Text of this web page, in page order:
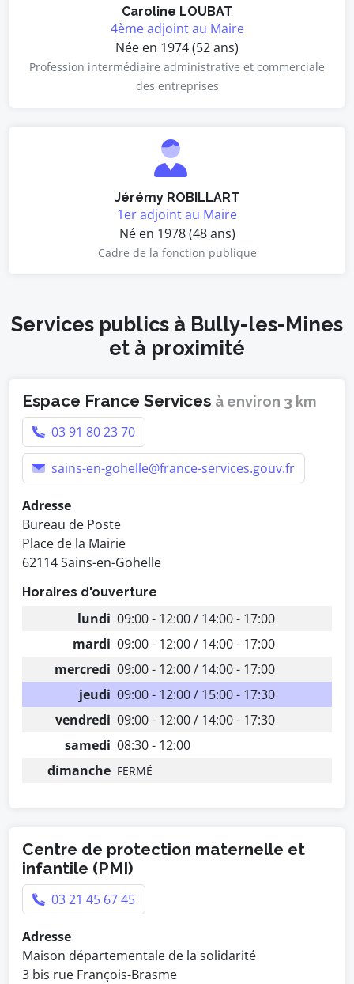
Caroline LOUBAT
4ème adjoint au Maire
Née en 1974 (52 ans)
Profession intermédiaire administrative et commerciale
des entreprises
Jérémy ROBILLART
1er adjoint au Maire
Né en 1978 (48 ans)
Cadre de la fonction publique
Services publics à Bully-les-Mines
et à proximité
Espace France Services à environ 3 km
03 91 80 23 70
sains-en-gohelle@france-services.gouv.fr
Adresse
Bureau de Poste
Place de la Mairie
62114 Sains-en-Gohelle
Horaires d'ouverture
lundi 09:00 - 12:00 / 14:00 - 17:00
mardi 09:00 - 12:00 / 14:00 - 17:00
mercredi 09:00 - 12:00 / 14:00 - 17:00
jeudi 09:00 - 12:00 / 15:00 - 17:30
vendredi 09:00 - 12:00 / 14:00 - 17:30
samedi 08:30 - 12:00
dimanche FERMÉ
Centre de protection maternelle et
infantile (PMI)
03 21 45 67 45
Adresse
Maison départementale de la solidarité
3 bis rue François-Brasme